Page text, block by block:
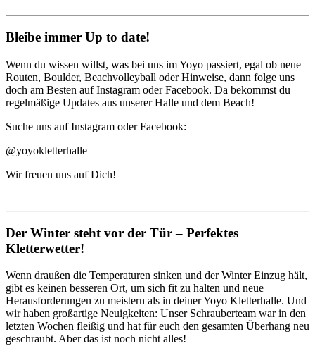
Bleibe immer Up to date!
Wenn du wissen willst, was bei uns im Yoyo passiert, egal ob neue
Routen, Boulder, Beachvolleyball oder Hinweise, dann folge uns
doch am Besten auf Instagram oder Facebook. Da bekommst du
regelmäßige Updates aus unserer Halle und dem Beach!
Suche uns auf Instagram oder Facebook:
@yoyokletterhalle
Wir freuen uns auf Dich!
Der Winter steht vor der Tür – Perfektes
Kletterwetter!
Wenn draußen die Temperaturen sinken und der Winter Einzug hält,
gibt es keinen besseren Ort, um sich fit zu halten und neue
Herausforderungen zu meistern als in deiner Yoyo Kletterhalle. Und
wir haben großartige Neuigkeiten: Unser Schrauberteam war in den
letzten Wochen fleißig und hat für euch den gesamten Überhang neu
geschraubt. Aber das ist noch nicht alles!